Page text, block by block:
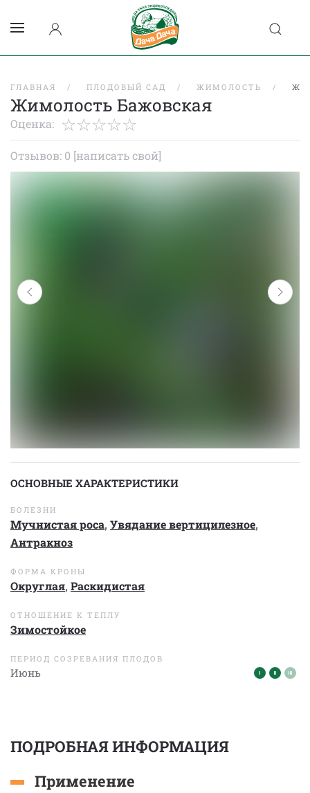
ГЛАВНАЯ ПЛОДОВЫЙ САД ЖИМОЛОСТЬ
Жимолость Бажовская
Оценка:
Отзывов: 0 [написать свой]
ОСНОВНЫЕ ХАРАКТЕРИСТИКИ
БОЛЕЗНИ
Мучнистая роса, Увядание вертицилезное,
Антракноз
ФОРМА КРОНЫ
Округлая, Раскидистая
ОТНОШЕНИЕ К ТЕПЛУ
Зимостойкое
ПЕРИОД СОЗРЕВАНИЯ ПЛОДОВ
Июнь
ПОДРОБНАЯ ИНФОРМАЦИЯ
Применение